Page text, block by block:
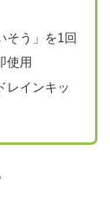
そう」を1回
使用
レインキッ